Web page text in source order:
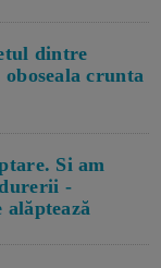
dintre
crunta
Si am
-
alăptează